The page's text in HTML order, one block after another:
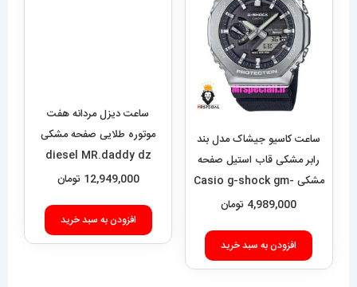
ساعت کاسیو جیشاک مدل بند
رابر مشکی قاب استیل صفحه
مشکی Casio g-shock gm-
2100 021462
4,989,000 تومان
افزودن به سبد خرید
ساعت دیزل مردانه هفت
موتوره طلایی صفحه مشکی
diesel MR.daddy dz
01010
12,949,000 تومان
افزودن به سبد خرید